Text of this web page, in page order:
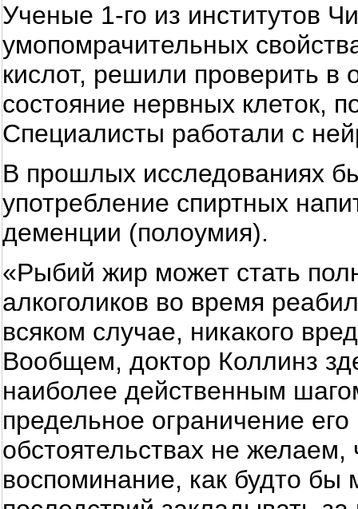
Ученые 1-го из институтов
умопомрачительных
кислот, решили проверить в
состояние нервных клеток,
Специалисты работали с
В прошлых исследованиях
употребление спиртных
деменции (полоумия).
«Рыбий жир может стать
алкоголиков во время
всяком случае, никакого
Вообщем, доктор Коллинз
наиболее действенным
предельное ограничение
обстоятельствах не
воспоминание, как будто